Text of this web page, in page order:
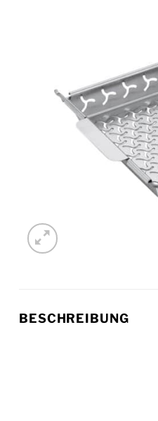
BESCHREIBUNG